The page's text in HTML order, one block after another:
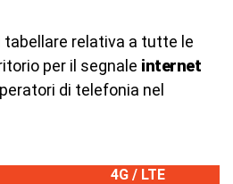
relativa a tutte le
per il segnale internet
di telefonia nel
4G / LTE